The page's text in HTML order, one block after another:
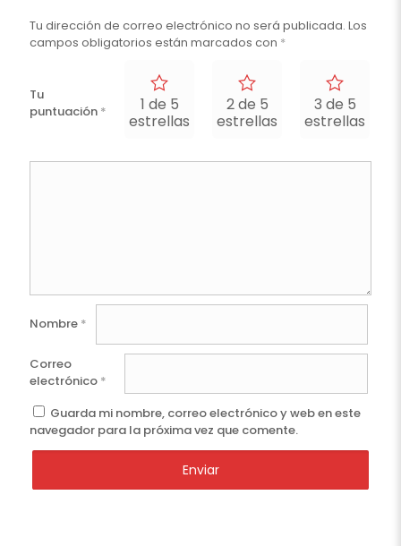
Tu dirección de correo electrónico no será publicada. Los
campos obligatorios están marcados con *
Tu
puntuación *
1 de 5
estrellas
2 de 5
estrellas
3 de 5
estrellas
Nombre *
Correo
electrónico *
Guarda mi nombre, correo electrónico y web en este
navegador para la próxima vez que comente.